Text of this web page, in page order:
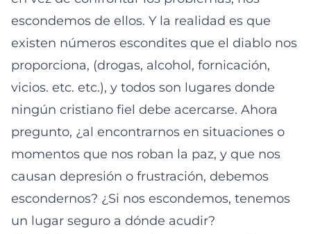
escondemos de ellos. Y la realidad es que
existen números escondites que el diablo nos
proporciona, (drogas, alcohol, fornicación,
vicios. etc. etc.), y todos son lugares donde
ningún cristiano fiel debe acercarse. Ahora
pregunto, ¿al encontrarnos en situaciones o
momentos que nos roban la paz, y que nos
causan depresión o frustración, debemos
escondernos? ¿Si nos escondemos, tenemos
un lugar seguro a dónde acudir?